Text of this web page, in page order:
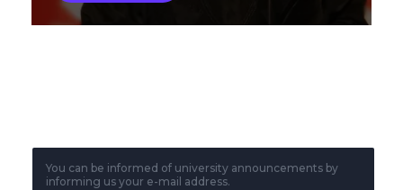
You can be informed of university announcements by
informing us your e-mail address.